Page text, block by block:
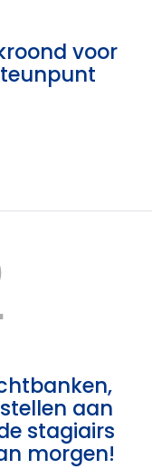
voor
aan
stagiairs
morgen!